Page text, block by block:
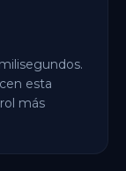
esta
más